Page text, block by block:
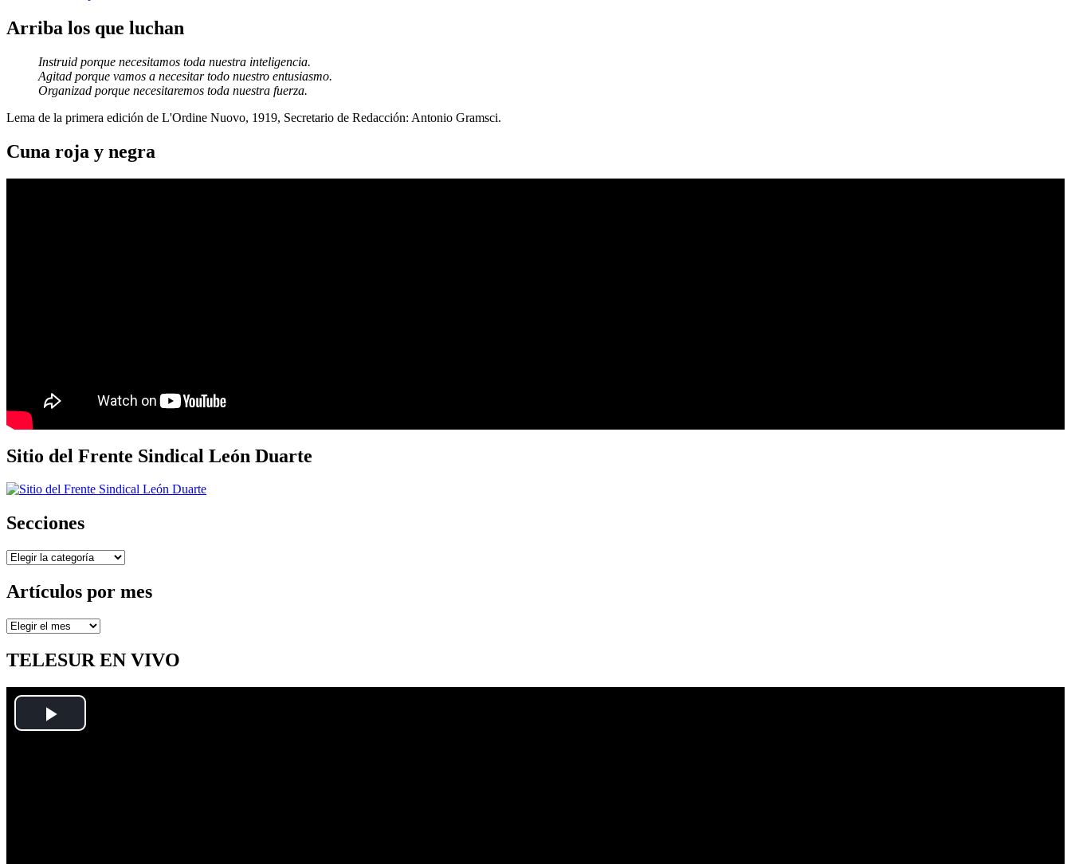
Arriba los que luchan
Instruid porque necesitamos toda nuestra inteligencia.
Agitad porque vamos a necesitar todo nuestro entusiasmo.
Organizad porque necesitaremos toda nuestra fuerza.
Lema de la primera edición de L'Ordine Nuovo, 1919, Secretario de Redacción: Antonio Gramsci.
Cuna roja y negra
Sitio del Frente Sindical León Duarte
Secciones
Secciones
Artículos por mes
Artículos
mes
TELESUR EN VIVO